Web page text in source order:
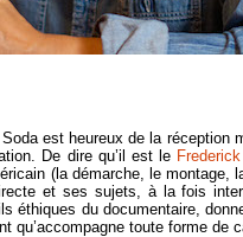
est heureux de la réception
De dire qu’il est le
(la démarche, le montage,
et ses sujets, à la fois
éthiques du documentaire,
qu’accompagne toute forme de